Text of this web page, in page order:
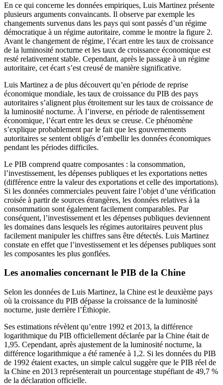
En ce qui concerne les données empiriques, Luis Martinez présente
plusieurs arguments convaincants. Il observe par exemple les
changements survenus dans les pays qui sont passés d’un régime
démocratique à un régime autoritaire, comme le montre la figure 2.
Avant le changement de régime, l’écart entre les taux de croissance
de la luminosité nocturne et les taux de croissance économique est
resté relativement stable. Cependant, après le passage à un régime
autoritaire, cet écart s’est creusé de manière significative.
Luis Martinez a de plus découvert qu’en période de reprise
économique mondiale, les taux de croissance du PIB des pays
autoritaires s’alignent plus étroitement sur les taux de croissance de
la luminosité nocturne. À l’inverse, en période de ralentissement
économique, l’écart entre les deux se creuse. Ce phénomène
s’explique probablement par le fait que les gouvernements
autoritaires se sentent obligés d’embellir les données économiques
pendant les périodes difficiles.
Le PIB comprend quatre composantes : la consommation,
l’investissement, les dépenses publiques et les exportations nettes
(différence entre la valeur des exportations et celle des importations).
Si les données commerciales peuvent faire l’objet d’une vérification
croisée à partir de sources étrangères, les données relatives à la
consommation sont également facilement comparables. Par
conséquent, l’investissement et les dépenses publiques deviennent
les domaines dans lesquels les régimes autoritaires peuvent plus
facilement manipuler les chiffres sans être détectés. Luis Martinez
constate en effet que l’investissement et les dépenses publiques sont
les composantes les plus gonflées.
Les anomalies concernantle PIB de la Chine
Selon les données de Luis Martinez, la Chine est le deuxième pays
où la croissance du PIB dépasse la croissance de la luminosité
nocturne, juste derrière l’Éthiopie.
Ses estimations révèlent qu’entre 1992 et 2013, la différence
logarithmique du PIB officiellement déclarée par la Chine était de
1,95. Cependant, après ajustement de la luminosité nocturne, la
différence logarithmique a été ramenée à 1,2. Si les données du PIB
de 1992 étaient exactes, un simple calcul suggère que le PIB réel de
la Chine en 2013 représenterait un pourcentage stupéfiant de 49,7 %
de la déclaration officielle.